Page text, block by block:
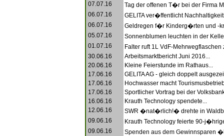
07.07.16
Tag der offenen T�r bei der Firma
06.07.16
GELITA ver�ffentlicht
06.07.16
Geldregen f�r Kinderg�rten und -
05.07.16
Sonnenblumen leuchten in der
01.07.16
Falter ruft 1L VdF-
30.06.16
Arbeitsmarktbericht Juni 2016...
20.06.16
Kleine Feierstunde im Rathaus...
17.06.16
GELITA AG - gleich doppelt
17.06.16
Hochwasser macht
17.06.16
Sportlicher Vortrag bei der
16.06.16
Krauth Technology spendete...
12.06.16
SWR �nat�rlich!� drehte in
09.06.16
Krauth Technology feierte 90-
09.06.16
Spenden aus dem Gewinnsparen